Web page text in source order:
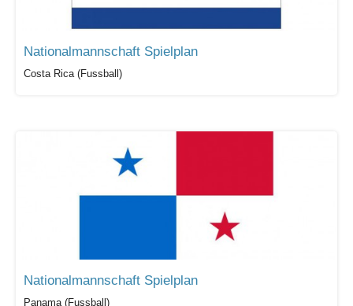
Nationalmannschaft Spielplan
Costa Rica (Fussball)
Nationalmannschaft Spielplan
Panama (Fussball)